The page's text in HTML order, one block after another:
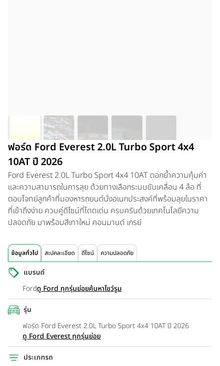
ฟอร์ด Ford Everest 2.0L Turbo Sport 4x4
10AT ปี 2026
Ford Everest 2.0L Turbo Sport 4x4 10AT ตอกย้ำความคุ้มค่า
และความสามารถในการลุย ด้วยทางเลือกระบบขับเคลื่อน 4 ล้อ ที่
ตอบโจทย์ลูกค้าที่มองหารถยนต์นั่งอเนกประสงค์ที่พร้อมลุยในราคา
ที่เข้าถึงง่าย ควบคู่ดีไซน์ที่โดดเด่น ครบครันด้วยเทคโนโลยีความ
ปลอดภัย มาพร้อมสีเทาใหม่ คอมมานด์ เกรย์
ข้อมูลทั่วไป สเปคละเอียด ดีไซน์ ความปลอดภัย
แบรนด์
Fordดู Ford ทุกรุ่นย่อยค้นหาโชว์รูม
รุ่น
ฟอร์ด Ford Everest 2.0L Turbo Sport 4x4 10AT ปี 2026
ดู Ford Everest ทุกรุ่นย่อย
ประเภทรถ